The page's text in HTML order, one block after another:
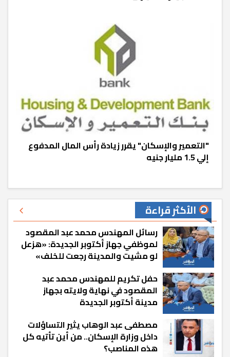
"التعمير والإسكان" يقرر زيادة رأس المال المدفوع
إلي 1.5 مليار جنيه
الأكثر قراءة
رسائل المهندس محمد عبد المقصود
لموظفي جهاز أكتوبر الجديدة: «هزعل
لو مشيت والمدينة رجعت للخلف»
حفل تكريم للمهندس محمد عبد
المقصود في نهاية ولايته بجهاز
مدينة أكتوبر الجديدة
مصطفى عبد الوهاب يثير التساؤلات
داخل وزارة الإسكان.. من أين تأتيه كل
هذه المناصب؟